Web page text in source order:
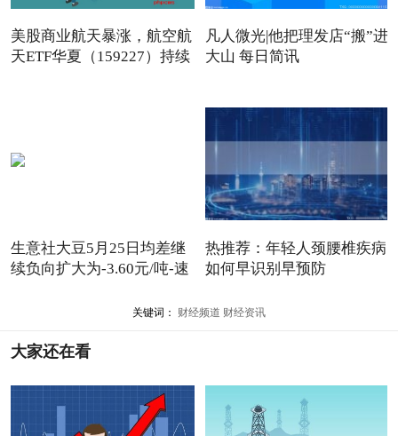
美股商业航天暴涨，航空航
天ETF华夏（159227）持续
凡人微光|他把理发店“搬”进
大山 每日简讯
生意社大豆5月25日均差继
续负向扩大为-3.60元/吨-速
热推荐：年轻人颈腰椎疾病
如何早识别早预防
关键词： 财经频道 财经资讯
大家还在看